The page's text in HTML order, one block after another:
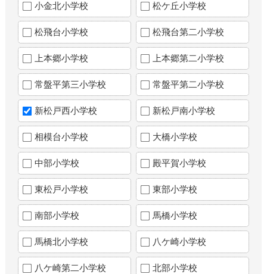
小金北小学校 松ケ丘小学校
松飛台小学校 松飛台第二小学校
上本郷小学校 上本郷第二小学校
常盤平第三小学校 常盤平第二小学校
新松戸西小学校 新松戸南小学校
相模台小学校 大橋小学校
中部小学校 殿平賀小学校
東松戸小学校 東部小学校
南部小学校 馬橋小学校
馬橋北小学校 八ケ崎小学校
八ケ崎第二小学校 北部小学校